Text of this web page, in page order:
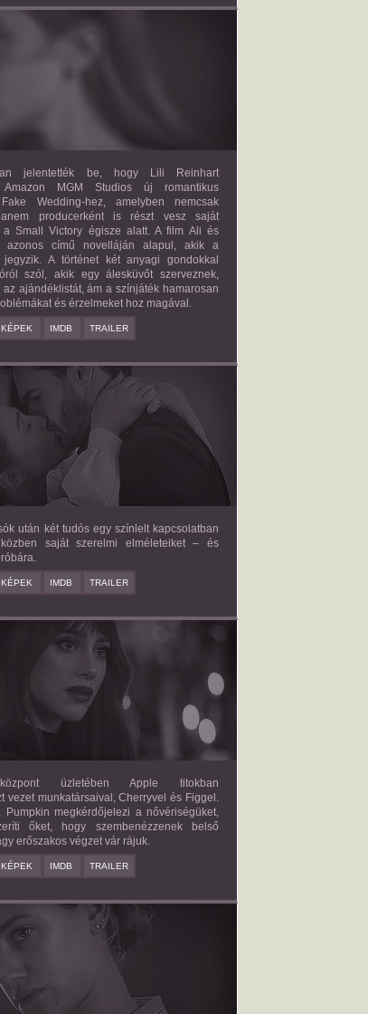
WEDDING
jelentették be, hogy Lili Reinhart
Amazon MGM Studios új romantikus
Wedding-hez, amelyben nemcsak
producerként is részt vesz saját
a Small Victory égisze alatt. A film Ali és
azonos című novelláján alapul, akik a
jegyzik. A történet két anyagi gondokkal
szól, akik egy álesküvőt szerveznek,
ajándéklistát, ám a színjáték hamarosan
és érzelmeket hoz magával.
KÉPEK IMDB TRAILER
HYPOTHESIS
2026/09/23
OLIVE SMITH
után két tudós egy színlelt kapcsolatban
saját szerelmi elméleteiket – és
KÉPEK IMDB TRAILER
FRUITS
2026/03/27
APPLE
üzletében Apple titokban
vezet munkatársaival, Cherryvel és Figgel.
Pumpkin megkérdőjelezi a nővériségüket,
őket, hogy szembenézzenek belső
erőszakos végzet vár rájuk.
KÉPEK IMDB TRAILER
SWEATSHOP
DAISY MORIARTY